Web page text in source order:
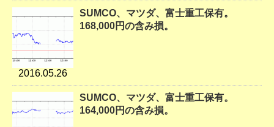
2016.05.26
SUMCO、マツダ、富士重工保有。
168,000円の含み損。
SUMCO、マツダ、富士重工保有。
164,000円の含み損。